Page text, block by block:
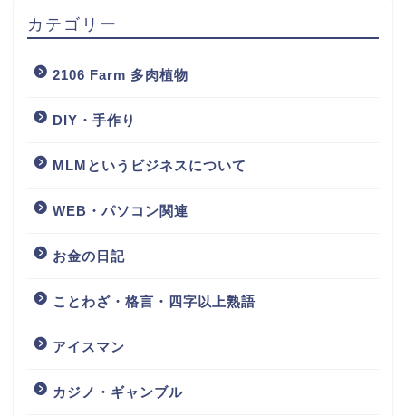
カテゴリー
2106 Farm 多肉植物
DIY・手作り
MLMというビジネスについて
WEB・パソコン関連
お金の日記
ことわざ・格言・四字以上熟語
アイスマン
カジノ・ギャンブル